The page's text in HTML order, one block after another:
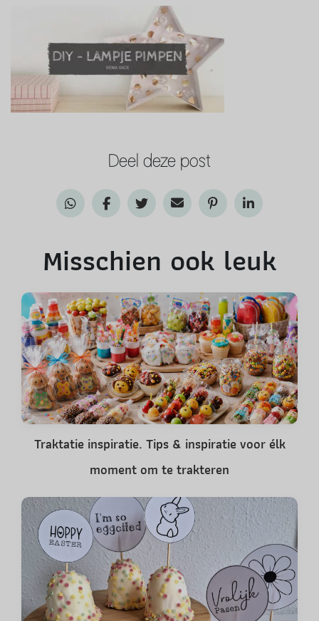
Deel deze post
Misschien ook leuk
Traktatie inspiratie. Tips & inspiratie voor élk
moment om te trakteren